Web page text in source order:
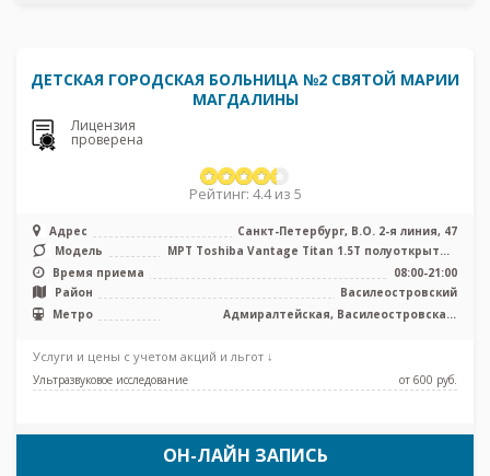
ДЕТСКАЯ ГОРОДСКАЯ БОЛЬНИЦА №2 СВЯТОЙ МАРИИ
МАГДАЛИНЫ
Лицензия
проверена
Рейтинг: 4.4 из 5
Адрес
Санкт-Петербург, В.О. 2-я линия, 47
Модель
МРТ Toshiba Vantage Titan 1.5T полуоткрытый
тип, КТ Siemens Somatom Em ...
Время приема
08:00-21:00
Район
Василеостровский
Метро
Адмиралтейская, Василеостровская,
Услуги и цены с учетом акций и льгот ↓
Ультразвуковое исследование от 600 pуб.
ОН-ЛАЙН ЗАПИСЬ